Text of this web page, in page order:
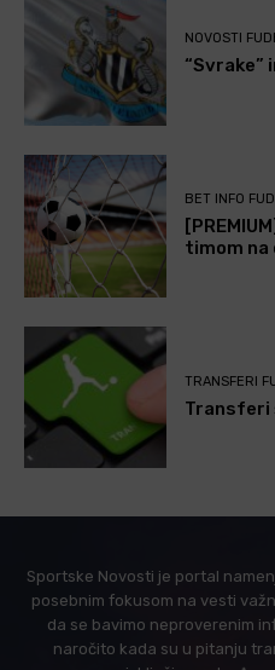
NOVOSTI
“Svrake”
BET INFO
timom na
TRANSFERI
Transferi
Sportske Novosti je portal
posebnim fokusom na vesti
da se bavimo neproverenim
naročito kada su u pitanju